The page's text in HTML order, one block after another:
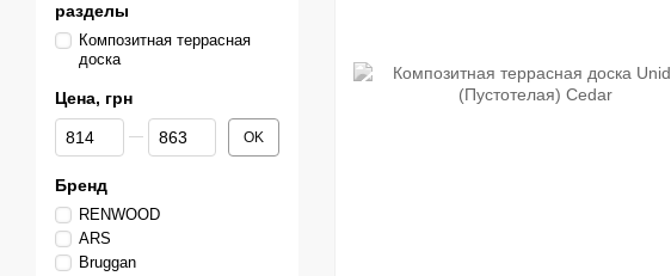
разделы
Композитная террасная
доска
Цена, грн
От Цена, грн
До Цена, грн OK
Бренд
RENWOOD
ARS
Bruggan